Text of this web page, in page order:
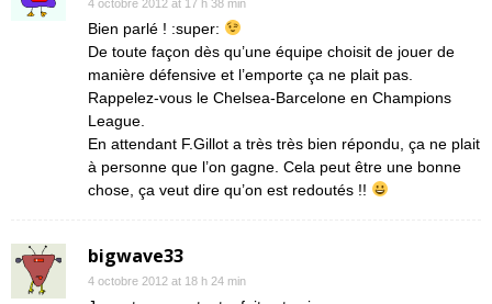
4 octobre 2012 at 17 h 38 min
Bien parlé ! :super:
De toute façon dès qu’une équipe choisit de jouer de
manière défensive et l’emporte ça ne plait pas.
Rappelez-vous le Chelsea-Barcelone en Champions
League.
En attendant F.Gillot a très très bien répondu, ça ne plait
à personne que l’on gagne. Cela peut être une bonne
chose, ça veut dire qu’on est redoutés !!
bigwave33
4 octobre 2012 at 18 h 24 min